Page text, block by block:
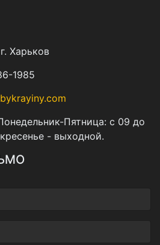
Харьков
1985
Пятница: с 09 до
- выходной.